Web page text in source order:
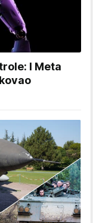
I Meta